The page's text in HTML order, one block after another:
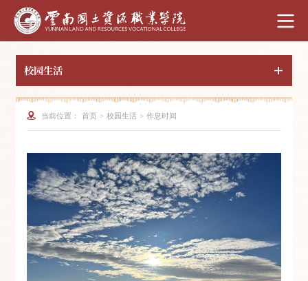
校园生活
当前位置： 首页 > 校园生活 > 作息时间